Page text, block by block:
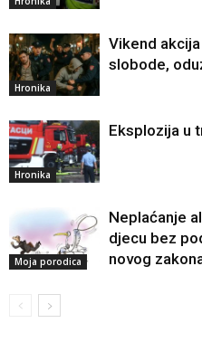
Hronika
Vikend
slobode,
Hronika
Eksplozija u
Moja porodica
Neplaćanje
djecu bez
novog